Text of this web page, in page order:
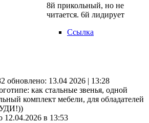
8й прикольный, но не
читается. 6й лидирует
Ссылка
обновлено: 13.04 2026 | 13:28
как стальные звенья, одной
комплект мебели, для обладателей
12.04.2026 в 13:53